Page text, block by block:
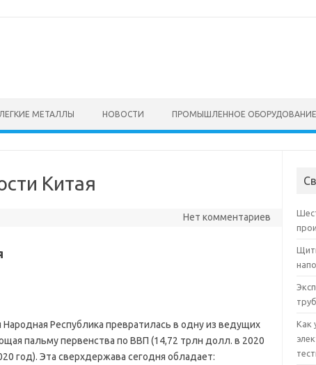
ЛЕГКИЕ МЕТАЛЛЫ НОВОСТИ ПРОМЫШЛЕННОЕ ОБОРУДОВАНИЕ
Китая
Нет комментариев
Народная Республика превратилась в одну из ведущих
пальму первенства по ВВП (14,72 трлн долл. в 2020
год). Эта сверхдержава сегодня обладает:
Как